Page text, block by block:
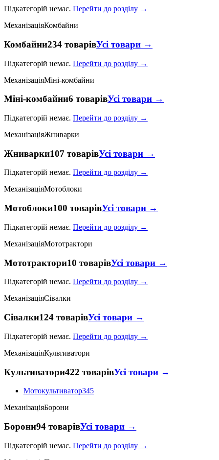
Підкатегорій немає. Перейти до розділу →
МеханізаціяКомбайни
Комбайни234 товарівУсі товари →
Підкатегорій немає. Перейти до розділу →
МеханізаціяМіні-комбайни
Міні-комбайни6 товарівУсі товари →
Підкатегорій немає. Перейти до розділу →
МеханізаціяЖниварки
Жниварки107 товарівУсі товари →
Підкатегорій немає. Перейти до розділу →
МеханізаціяМотоблоки
Мотоблоки100 товарівУсі товари →
Підкатегорій немає. Перейти до розділу →
МеханізаціяМототрактори
Мототрактори10 товарівУсі товари →
Підкатегорій немає. Перейти до розділу →
МеханізаціяСівалки
Сівалки124 товарівУсі товари →
Підкатегорій немає. Перейти до розділу →
МеханізаціяКультиватори
Культиватори422 товарівУсі товари →
Мотокультиватор345
МеханізаціяБорони
Борони94 товарівУсі товари →
Підкатегорій немає. Перейти до розділу →